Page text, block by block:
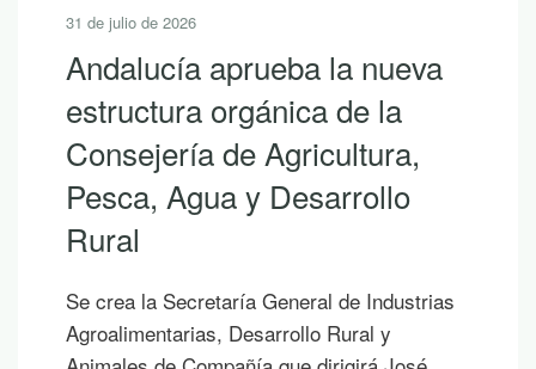
30 de julio de 2026
10 lecturas de verano para
descubrir la riqueza de
Andalucía con LEADER
Si hoy es uno de esos días prometedores en
los que ya empiezas a saborear y planificar
publicaciones para leer junto al mar, bajo la
sombra de un árbol o mientras contemplas